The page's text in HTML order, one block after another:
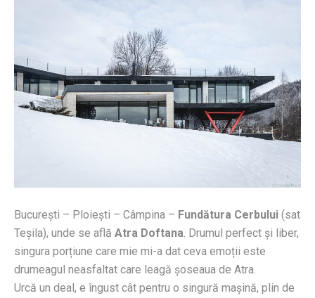
București – Ploiești – Câmpina – Fundătura Cerbului (sat
Teșila), unde se află Atra Doftana. Drumul perfect și liber,
singura porțiune care mie mi-a dat ceva emoții este
drumeagul neasfaltat care leagă șoseaua de Atra.
Urcă un deal, e îngust cât pentru o singură mașină, plin de